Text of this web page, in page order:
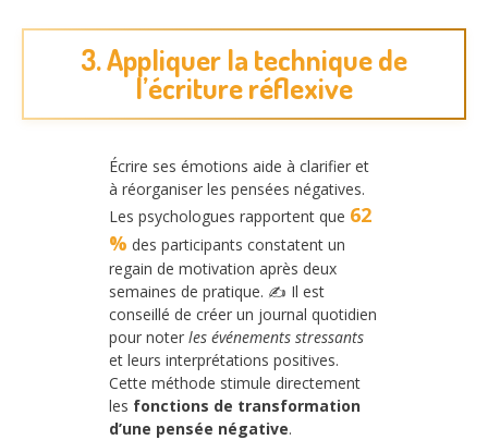
3. Appliquer la technique de
l’écriture réflexive
Écrire ses émotions aide à clarifier et
à réorganiser les pensées négatives.
Les psychologues rapportent que 62
% des participants constatent un
regain de motivation après deux
semaines de pratique. ✍️ Il est
conseillé de créer un journal quotidien
pour noter les événements stressants
et leurs interprétations positives.
Cette méthode stimule directement
les fonctions de transformation
d’une pensée négative.